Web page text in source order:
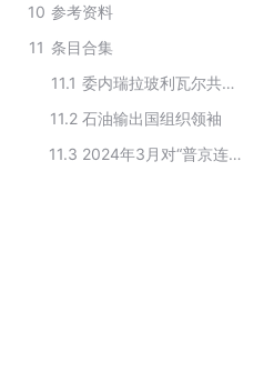
10 参考资料
11 条目合集
11.1
委内瑞拉玻利瓦尔共和国政府成员
11.2 石油输出国组织领袖
11.3
2024年3月对“普京连任俄罗斯总统”表示祝贺的各国官员